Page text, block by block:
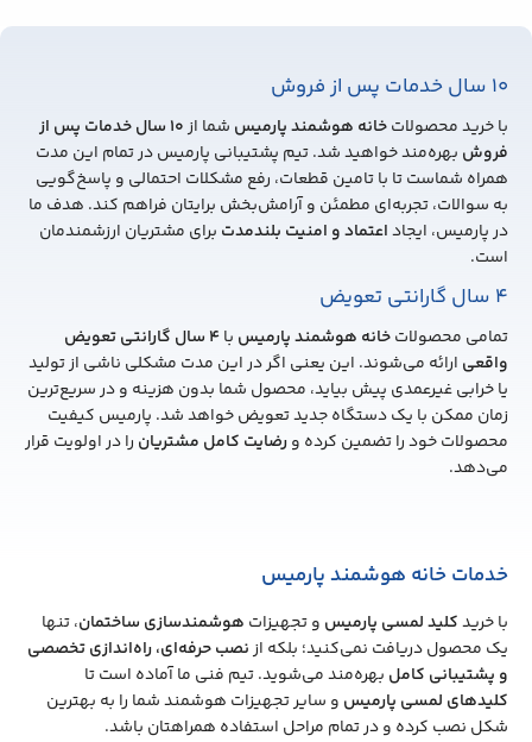
10 سال خدمات پس از فروش
با خرید محصولاتخانه هوشمند پارمیس شما از10 سال خدمات پس از
فروش بهره‌مند خواهید شد. تیم پشتیبانی پارمیس در تمام این مدت
همراه شماست تا با تامین قطعات، رفع مشکلات احتمالی و پاسخ‌گویی
به سوالات، تجربه‌ای مطمئن و آرامش‌بخش برایتان فراهم کند. هدف ما
در پارمیس، ایجاداعتماد و امنیت بلندمدت برای مشتریان ارزشمندمان
است.
4 سال گارانتی تعویض
تمامی محصولاتخانه هوشمند پارمیس با4 سال گارانتی تعویض
واقعی ارائه می‌شوند. این یعنی اگر در این مدت مشکلی ناشی از تولید
یا خرابی غیرعمدی پیش بیاید، محصول شما بدون هزینه و در سریع‌ترین
زمان ممکن با یک دستگاه جدید تعویض خواهد شد. پارمیس کیفیت
محصولات خود را تضمین کرده ورضایت کامل مشتریان را در اولویت قرار
می‌دهد.
خدمات خانه هوشمند پارمیس
با خریدکلید لمسی پارمیس و تجهیزات هوشمندسازی ساختمان، تنها
یک محصول دریافت نمی‌کنید؛ بلکه ازنصب حرفه‌ای، راه‌اندازی تخصصی
و پشتیبانی کامل بهره‌مند می‌شوید. تیم فنی ما آماده است تا
کلیدهای لمسی پارمیس و سایر تجهیزات هوشمند شما را به بهترین
شکل نصب کرده و در تمام مراحل استفاده همراهتان باشد.